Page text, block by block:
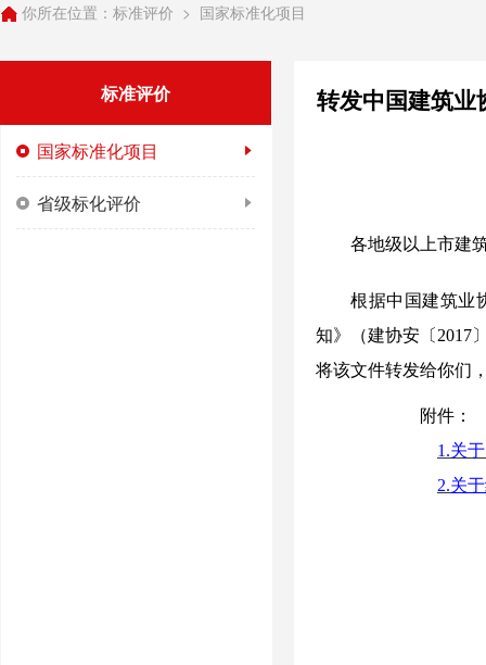
你所在位置： 标准评价 > 国家标准化项目
标准评价
国家标准化项目
省级标化评价
转发中国建筑业
各地级以上市建
根据中国建筑业
知》（建协安〔2017
将该文件转发给你们
附件：
1.关
2.关